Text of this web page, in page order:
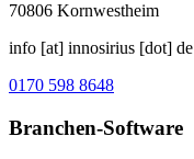
70806 Kornwestheim
info [at] innosirius [dot] de
0170 598 8648
Branchen-Software